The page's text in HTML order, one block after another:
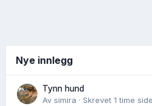
Nye innlegg
Tynn hund
Av simira · Skrevet 1 time